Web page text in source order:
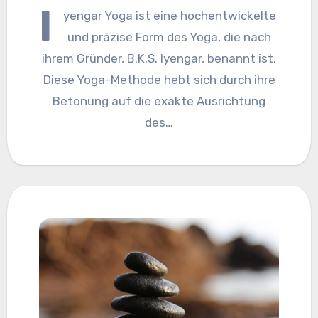
I
yengar Yoga ist eine hochentwickelte
und präzise Form des Yoga, die nach
ihrem Gründer, B.K.S. Iyengar, benannt ist.
Diese Yoga-Methode hebt sich durch ihre
Betonung auf die exakte Ausrichtung
des…